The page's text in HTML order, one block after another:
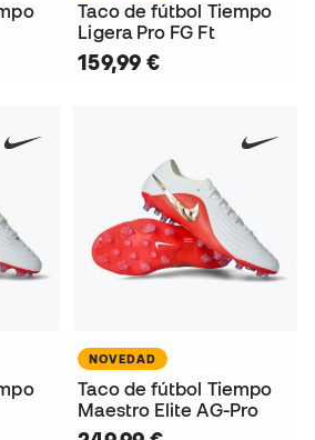
Taco de fútbol Tiempo
Ligera Pro FG Ft
159,99 €
NOVEDAD
Taco de fútbol Tiempo
Maestro Elite AG-Pro